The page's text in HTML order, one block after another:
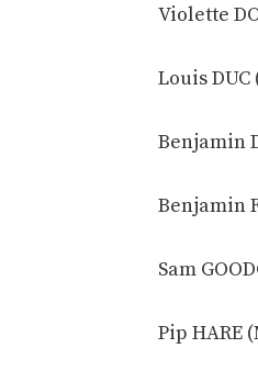
Violette
Louis
Benjamin
Benjamin
Sam
Pip HARE